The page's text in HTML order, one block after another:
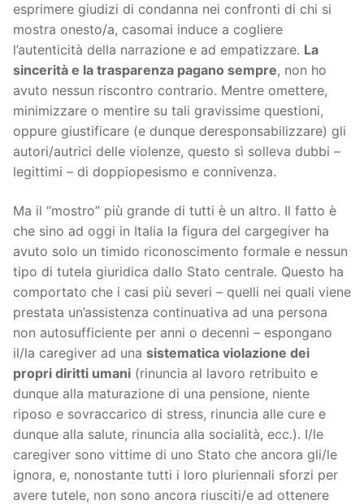
esprimere giudizi di condanna nei confronti di chi si
mostra onesto/a, casomai induce a cogliere
l’autenticità della narrazione e ad empatizzare. La
sincerità e la trasparenza pagano sempre, non ho
avuto nessun riscontro contrario. Mentre omettere,
minimizzare o mentire su tali gravissime questioni,
oppure giustificare (e dunque deresponsabilizzare) gli
autori/autrici delle violenze, questo sì solleva dubbi –
legittimi – di doppiopesismo e connivenza.
Ma il “mostro” più grande di tutti è un altro. Il fatto è
che sino ad oggi in Italia la figura del cargegiver ha
avuto solo un timido riconoscimento formale e nessun
tipo di tutela giuridica dallo Stato centrale. Questo ha
comportato che i casi più severi – quelli nei quali viene
prestata un’assistenza continuativa ad una persona
non autosufficiente per anni o decenni – espongano
il/la caregiver ad una sistematica violazione dei
propri diritti umani (rinuncia al lavoro retribuito e
dunque alla maturazione di una pensione, niente
riposo e sovraccarico di stress, rinuncia alle cure e
dunque alla salute, rinuncia alla socialità, ecc.). I/le
caregiver sono vittime di uno Stato che ancora gli/le
ignora, e, nonostante tutti i loro pluriennali sforzi per
avere tutele, non sono ancora riusciti/e ad ottenere